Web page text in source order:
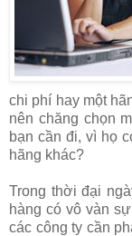
chi phí hay một
nên chăng chọn
bạn cần đi, vì họ
hãng khác?
Trong thời đại
hàng có vô vàn
các công ty cần